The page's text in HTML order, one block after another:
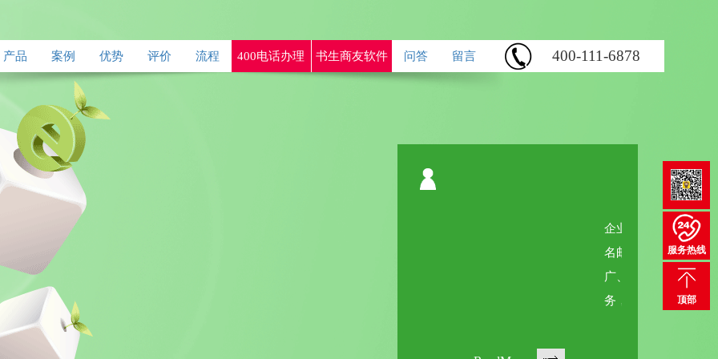
企业建站、电脑站、手机站、微信站、域
名邮箱、400电话、淘宝装修、网站推
广、上往建站软件，一站式高端建站服
产品 案例 优势 评价 流程 400电话办理 书生商友软件 问答 留言 400-111-6878
服务热线
顶部